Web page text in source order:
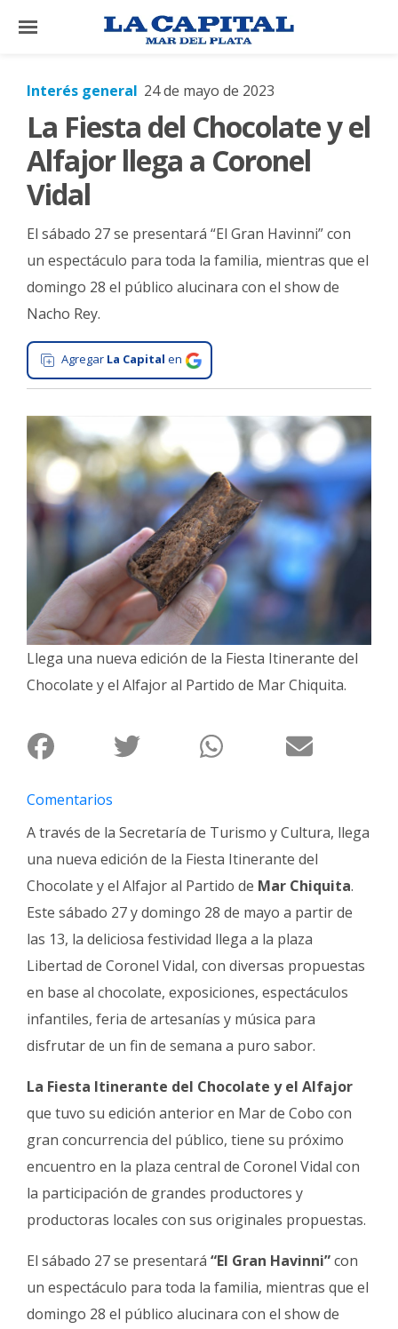
×
El
País
El
Mundo
La
Zona
Cultura
Tecnología
Gastronomía
Salud
Interés
General
La
Ciudad
Deportes
Espectáculos
Policiales
Cartelera
Familia
Fúnebres
Interés general 24 de mayo de 2023
La Fiesta del Chocolate y el
Alfajor llega a Coronel
Vidal
El sábado 27 se presentará “El Gran Havinni” con
un espectáculo para toda la familia, mientras que el
domingo 28 el público alucinara con el show de
Nacho Rey.
Agregar La Capital en
Llega una nueva edición de la Fiesta Itinerante del
Chocolate y el Alfajor al Partido de Mar Chiquita.
Comentarios
A través de la Secretaría de Turismo y Cultura, llega
una nueva edición de la Fiesta Itinerante del
Chocolate y el Alfajor al Partido de Mar Chiquita.
Este sábado 27 y domingo 28 de mayo a partir de
las 13, la deliciosa festividad llega a la plaza
Libertad de Coronel Vidal, con diversas propuestas
en base al chocolate, exposiciones, espectáculos
infantiles, feria de artesanías y música para
disfrutar de un fin de semana a puro sabor.
La Fiesta Itinerante del Chocolate y el Alfajor
que tuvo su edición anterior en Mar de Cobo con
gran concurrencia del público, tiene su próximo
encuentro en la plaza central de Coronel Vidal con
la participación de grandes productores y
productoras locales con sus originales propuestas.
El sábado 27 se presentará “El Gran Havinni”con
un espectáculo para toda la familia, mientras que el
domingo 28 el público alucinara con el show de